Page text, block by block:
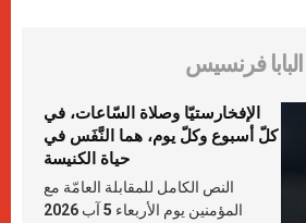
البابا فرنسيس
الإفخارستيّا وصلاة السّاعات، في
كلّ أسبوع وكلّ يوم، هما النَّفَس في
حياة الكنيسة
النص الكامل للمقابلة العامّة مع
المؤمنين يوم الأربعاء 5 آب 2026